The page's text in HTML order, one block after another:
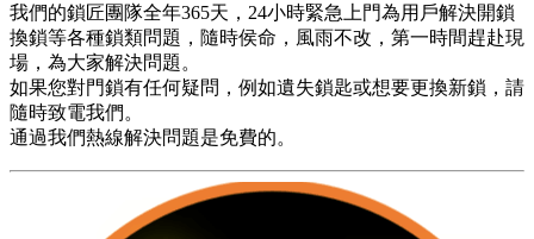
我們的鎖匠團隊全年365天，24小時緊急上門為用戶解決開鎖
換鎖等各種鎖類問題，隨時侯命，風雨不改，第一時間趕赴現
場，為大家解決問題。
如果您對門鎖有任何疑問，例如遺失鎖匙或想要更換新鎖，請
隨時致電我們。
通過我們熱線解決問題是免費的。